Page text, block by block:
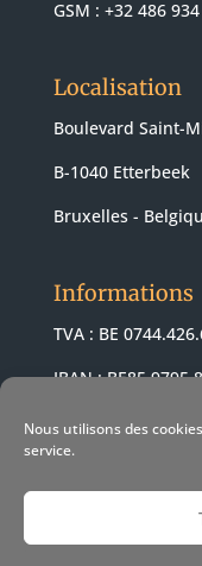
Nous utilisons des
service.
GSM : +32 486
Localisation
Boulevard Saint-
B-1040 Etterbeek
Bruxelles -
Informations
TVA : BE
IBAN : BE85 9795
BIC : ARSPBE22